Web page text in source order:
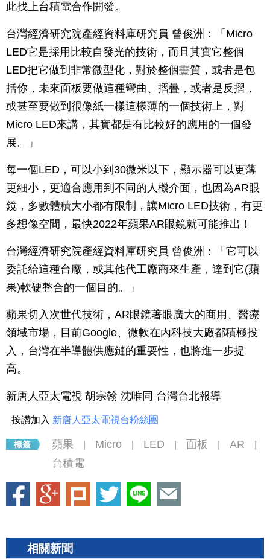
此找上台積電合作開發。
台灣經濟研究院產經資料庫研究員 曾俊洲：「Micro
LED它是採用比較自發光的技術，而且其實它整個
LED把它做到非常微型化，對於整個畫質，或者是包
括你，未來面板要做這種彎曲、摺疊，或者是反摺，
或甚至要做到很像紙一樣這樣薄的一個技術上，對
Micro LED來講，其實都是有比較好的應用的一個發
展。」
每一個LED，可以小到30微米以下，顯示器可以更薄
更細小，更適合應用到不同的人機介面，也因為AR眼
鏡，多數體積大小都有限制，讓Micro LED技術，有更
多想像空間，最快2022年蘋果AR眼鏡就可能推出！
台灣經濟研究院產經資料庫研究員 曾俊洲：「它可以
委託給這種台廠，或其他代工廠商來生產，達到它(蘋
果)軟硬整合的一個目的。」
蘋果切入次世代技術，AR眼鏡著眼廣大的商用、醫療
領域市場，目前Google、微軟在內科技大廠都積極投
入，台灣在半導體供應鏈的重要性，也將進一步提
高。
新唐人亞太電視 胡宗翰 沈唯同 台灣台北報導
按讚加入 新唐人亞太電視台粉絲團
蘋果 Micro LED 面板 AR
台積電
相關新聞